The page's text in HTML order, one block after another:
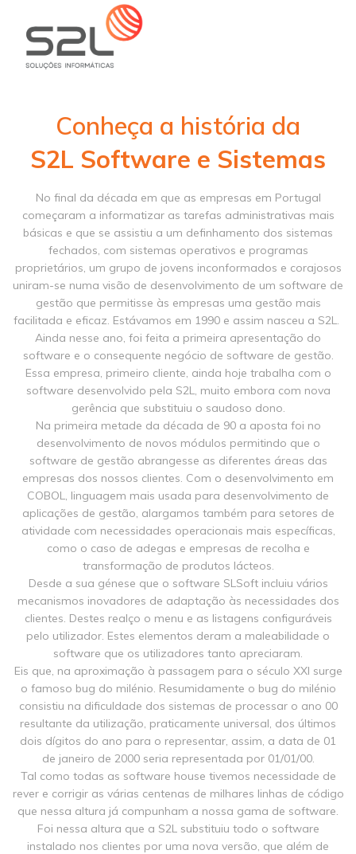
Conheça a história da
S2L Software e Sistemas
No final da década em que as empresas em Portugal
começaram a informatizar as tarefas administrativas mais
básicas e que se assistiu a um definhamento dos sistemas
fechados, com sistemas operativos e programas
proprietários, um grupo de jovens inconformados e corajosos
uniram-se numa visão de desenvolvimento de um software de
gestão que permitisse às empresas uma gestão mais
facilitada e eficaz. Estávamos em 1990 e assim nasceu a S2L.
Ainda nesse ano, foi feita a primeira apresentação do
software e o consequente negócio de software de gestão.
Essa empresa, primeiro cliente, ainda hoje trabalha com o
software desenvolvido pela S2L, muito embora com nova
gerência que substituiu o saudoso dono.
Na primeira metade da década de 90 a aposta foi no
desenvolvimento de novos módulos permitindo que o
software de gestão abrangesse as diferentes áreas das
empresas dos nossos clientes. Com o desenvolvimento em
COBOL, linguagem mais usada para desenvolvimento de
aplicações de gestão, alargamos também para setores de
atividade com necessidades operacionais mais específicas,
como o caso de adegas e empresas de recolha e
transformação de produtos lácteos.
Desde a sua génese que o software SLSoft incluiu vários
mecanismos inovadores de adaptação às necessidades dos
clientes. Destes realço o menu e as listagens configuráveis
pelo utilizador. Estes elementos deram a maleabilidade o
software que os utilizadores tanto apreciaram.
Eis que, na aproximação à passagem para o século XXI surge
o famoso bug do milénio. Resumidamente o bug do milénio
consistiu na dificuldade dos sistemas de processar o ano 00
resultante da utilização, praticamente universal, dos últimos
dois dígitos do ano para o representar, assim, a data de 01
de janeiro de 2000 seria representada por 01/01/00.
Tal como todas as software house tivemos necessidade de
rever e corrigir as várias centenas de milhares linhas de código
que nessa altura já compunham a nossa gama de software.
Foi nessa altura que a S2L substituiu todo o software
instalado nos clientes por uma nova versão, que além de